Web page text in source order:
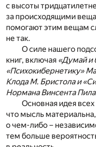
с высоты
за происходящими
помогают этим вещам
не так.
О силе нашего
книг, включая «Думай и
«Психокибернетику»
Клода М. Бристола и
Нормана Винсента
Основная идея
что мысль
о чем-либо –
тем больше